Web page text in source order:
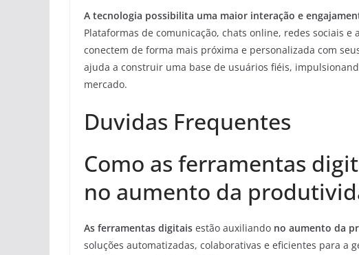
A tecnologia possibilita uma maior interação e
Plataformas de comunicação, chats online, redes sociais
conectem de forma mais próxima e personalizada com
ajuda a construir uma base de usuários fiéis,
mercado.
Duvidas Frequentes
Como as ferramentas
no aumento da
As ferramentas digitais estão auxiliando no aumento da
soluções automatizadas, colaborativas e eficientes para a